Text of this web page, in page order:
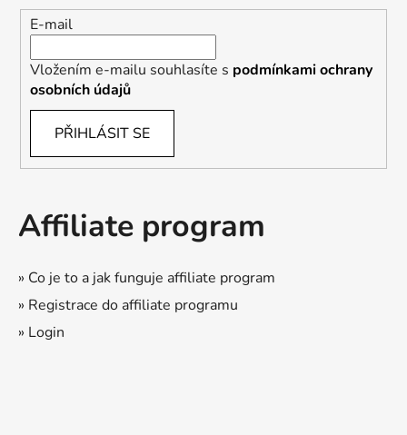
E-mail
Vložením e-mailu souhlasíte s podmínkami ochrany
osobních údajů
PŘIHLÁSIT SE
Affiliate program
» Co je to a jak funguje affiliate program
» Registrace do affiliate programu
» Login